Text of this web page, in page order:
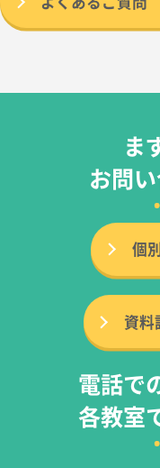
ま
お問
個
資料
電話で
各教室